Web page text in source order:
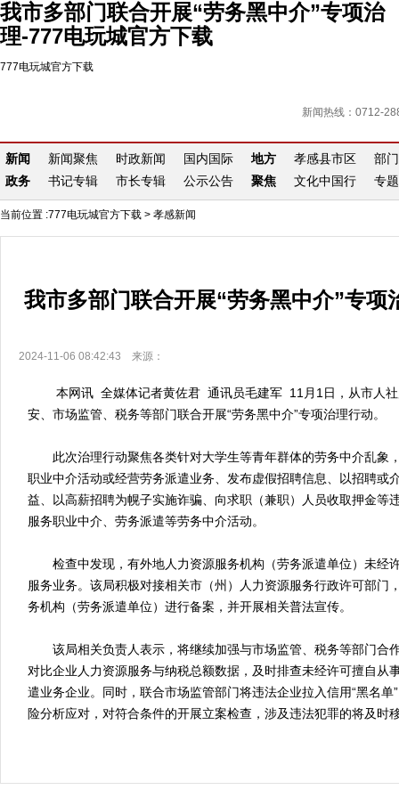
我市多部门联合开展“劳务黑中介”专项治
理-777电玩城官方下载
777电玩城官方下载
新闻热线：0712-
新闻 新闻聚焦 时政新闻 国内国际 地方 孝感县市区
部门
政务
书记专辑 市长专辑 公示公告 聚焦 文化中国行 专题
当前位置 :777电玩城官方下载 > 孝感新闻
我市多部门联合开展“劳务黑中介”专项
2024-11-06 08:42:43 来源：
本网讯 全媒体记者黄佐君 通讯员毛建军 11月1日，从市人社
安、市场监管、税务等部门联合开展“劳务黑中介”专项治理行动。
此次治理行动聚焦各类针对大学生等青年群体的劳务中介乱象
职业中介活动或经营劳务派遣业务、发布虚假招聘信息、以招聘或
益、以高薪招聘为幌子实施诈骗、向求职（兼职）人员收取押金等
服务职业中介、劳务派遣等劳务中介活动。
检查中发现，有外地人力资源服务机构（劳务派遣单位）未经
服务业务。该局积极对接相关市（州）人力资源服务行政许可部门
务机构（劳务派遣单位）进行备案，并开展相关普法宣传。
该局相关负责人表示，将继续加强与市场监管、税务等部门合
对比企业人力资源服务与纳税总额数据，及时排查未经许可擅自从
遣业务企业。同时，联合市场监管部门将违法企业拉入信用“黑名单
险分析应对，对符合条件的开展立案检查，涉及违法犯罪的将及时